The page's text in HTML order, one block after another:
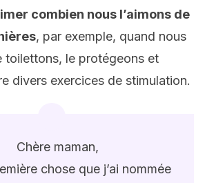
combien nous l’aimons de
, par exemple, quand nous
toilettons, le protégeons et
divers exercices de stimulation.
Chère maman,
chose que j’ai nommée